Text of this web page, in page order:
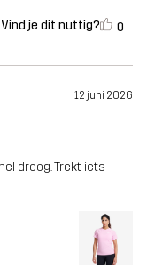
Vind je dit nuttig? 0
12 juni 2026
droog. Trekt iets